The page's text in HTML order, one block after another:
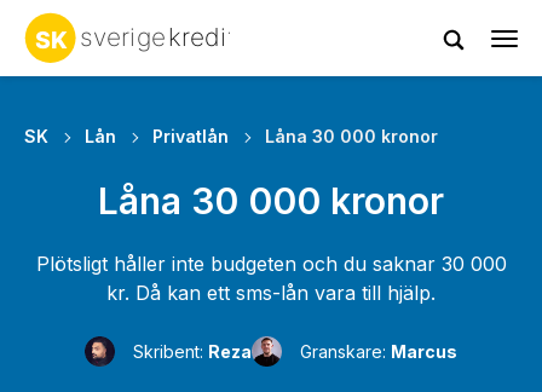
SK Lån Privatlån Låna 30 000 kronor
Låna 30 000 kronor
Plötsligt håller inte budgeten och du saknar 30 000
kr. Då kan ett sms-lån vara till hjälp.
Skribent: Reza Granskare: Marcus